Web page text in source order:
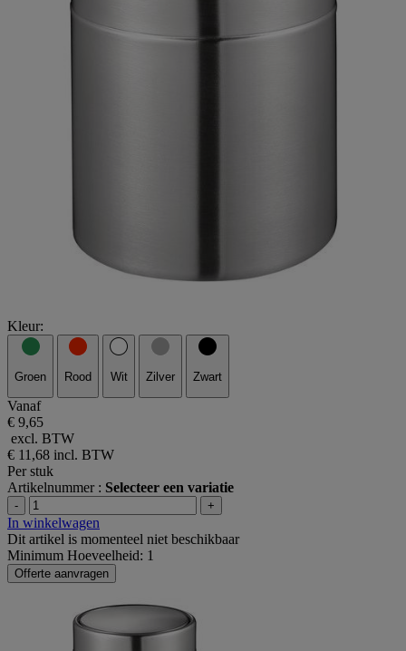
Kleur:
Groen Rood Wit Zilver Zwart
Vanaf
€ 9,65
excl. BTW
€ 11,68 incl. BTW
Per stuk
Artikelnummer : Selecteer een variatie
- +
In winkelwagen
Dit artikel is momenteel niet beschikbaar
Minimum Hoeveelheid: 1
Offerte aanvragen